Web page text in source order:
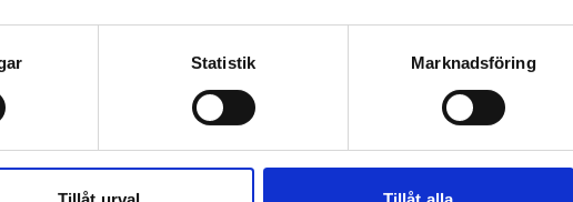
Statistik Marknadsföring